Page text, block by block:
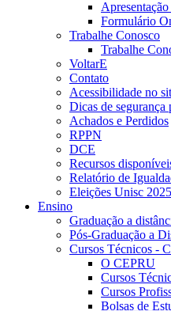
Formulário
Trabalhe Conosco
Trabalhe
VoltarE
Contato
Acessibilidade no
Dicas de segurança
Achados e Perdidos
RPPN
DCE
Recursos
Relatório de
Eleições Unisc 2025
Ensino
Graduação a
Pós-Graduação a
Cursos Técnicos -
O CEPRU
Cursos
Cursos
Bolsas de